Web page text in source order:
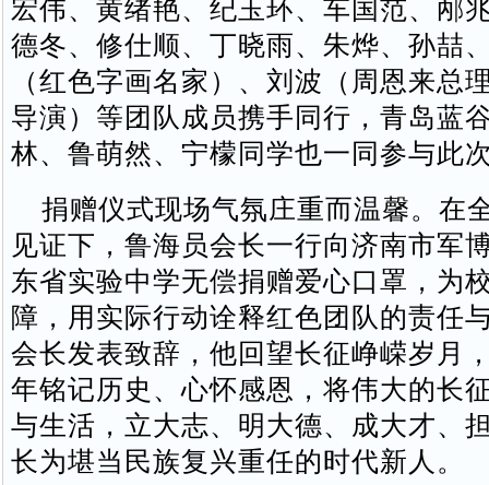
宏伟、黄绪艳、纪玉环、车国范、邴
德冬、修仕顺、丁晓雨、朱烨、孙喆
（红色字画名家）、刘波（周恩来总
导演）等团队成员携手同行，青岛蓝
林、鲁萌然、宁檬同学也一同参与此
捐赠仪式现场气氛庄重而温馨。在
见证下，鲁海员会长一行向济南市军
东省实验中学无偿捐赠爱心口罩，为
障，用实际行动诠释红色团队的责任
会长发表致辞，他回望长征峥嵘岁月
年铭记历史、心怀感恩，将伟大的长
与生活，立大志、明大德、成大才、
长为堪当民族复兴重任的时代新人。